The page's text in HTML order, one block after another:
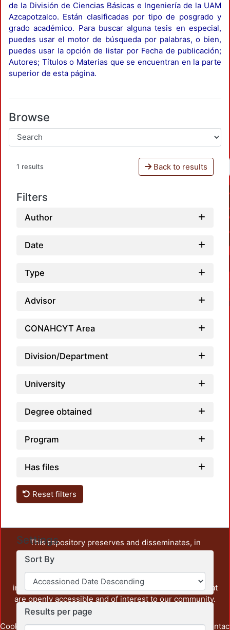
de la División de Ciencias Básicas e Ingeniería de la UAM
Azcapotzalco. Están clasificadas por tipo de posgrado y
grado académico. Para buscar alguna tesis en especial,
puedes usar el motor de búsqueda por palabras, o bien,
puedes usar la opción de listar por Fecha de publicación;
Autores; Títulos o Materias que se encuentran en la parte
superior de esta página.
Browse
1 results Back to results
Filters
Author
Date
Type
Advisor
CONAHCYT Area
Division/Department
University
Degree obtained
Program
Has files
Reset filters
Settings
Sort By
Results per page
This repository preserves and disseminates, in
unrestricted open access, the teaching and research
output of UAM Azcapotzalco. It also includes some
administrative and graphic documents from the
institution, as well as content from other institutions that
are openly accessible and of interest to our community.
Cookie Privacy End User Send